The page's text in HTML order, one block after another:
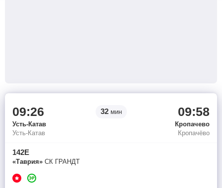
09:26 32мин 09:58
Усть-Катав
Кропачево
Усть-Катав
Кропачёво
142Е
«Таврия» СК ГРАНДТ